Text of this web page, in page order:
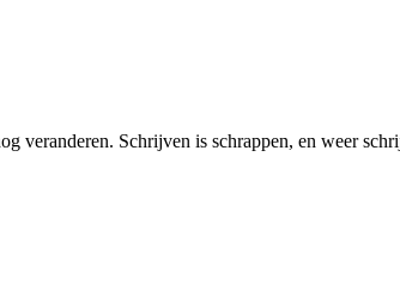
veranderen. Schrijven is schrappen, en weer